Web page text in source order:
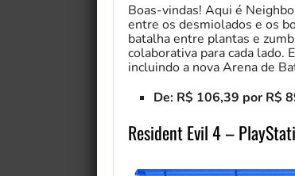
Boas-vindas! Aqui é
entre os desmiolados e os
batalha entre plantas e
colaborativa para cada lado.
incluindo a nova Arena de
De: R$ 106,39 por R$
Resident Evil 4 –